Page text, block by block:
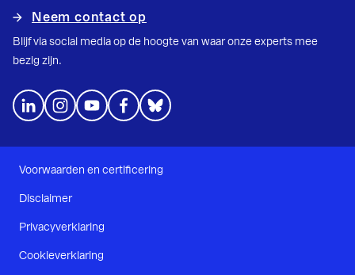
Neem contact op
Blijf via social media op de hoogte van waar onze experts mee
bezig zijn.
Voorwaarden en certificering
Disclaimer
Privacyverklaring
Cookieverklaring